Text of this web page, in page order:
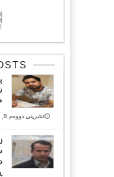
تشرینی دووەم 9, 2021 Closed